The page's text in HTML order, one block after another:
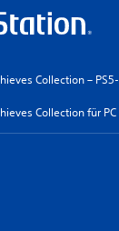
Collection –
Collection für PC